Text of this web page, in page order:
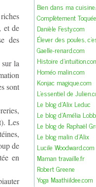
et de
des
la
sont
Les
de
en
Bien dans ma
Complètement
Danièle Festy.com
Élever des poules,
Gaelle-renard.com
Histoire
Homéo malin.com
Konjac magique.com
L'essentiel de
Le blog d'Alix Leduc
Le blog d'Amélia
Le blog de Raphaël
Le blog malin d'Alix
Lucile Woodward.com
Maman travaille.fr
Robert Greene
Yoga Maathiildee.com